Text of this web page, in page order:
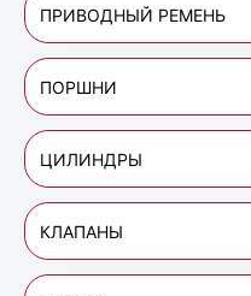
ПРИВОДНЫЙ РЕМЕНЬ
ПОРШНИ
ЦИЛИНДРЫ
КЛАПАНЫ